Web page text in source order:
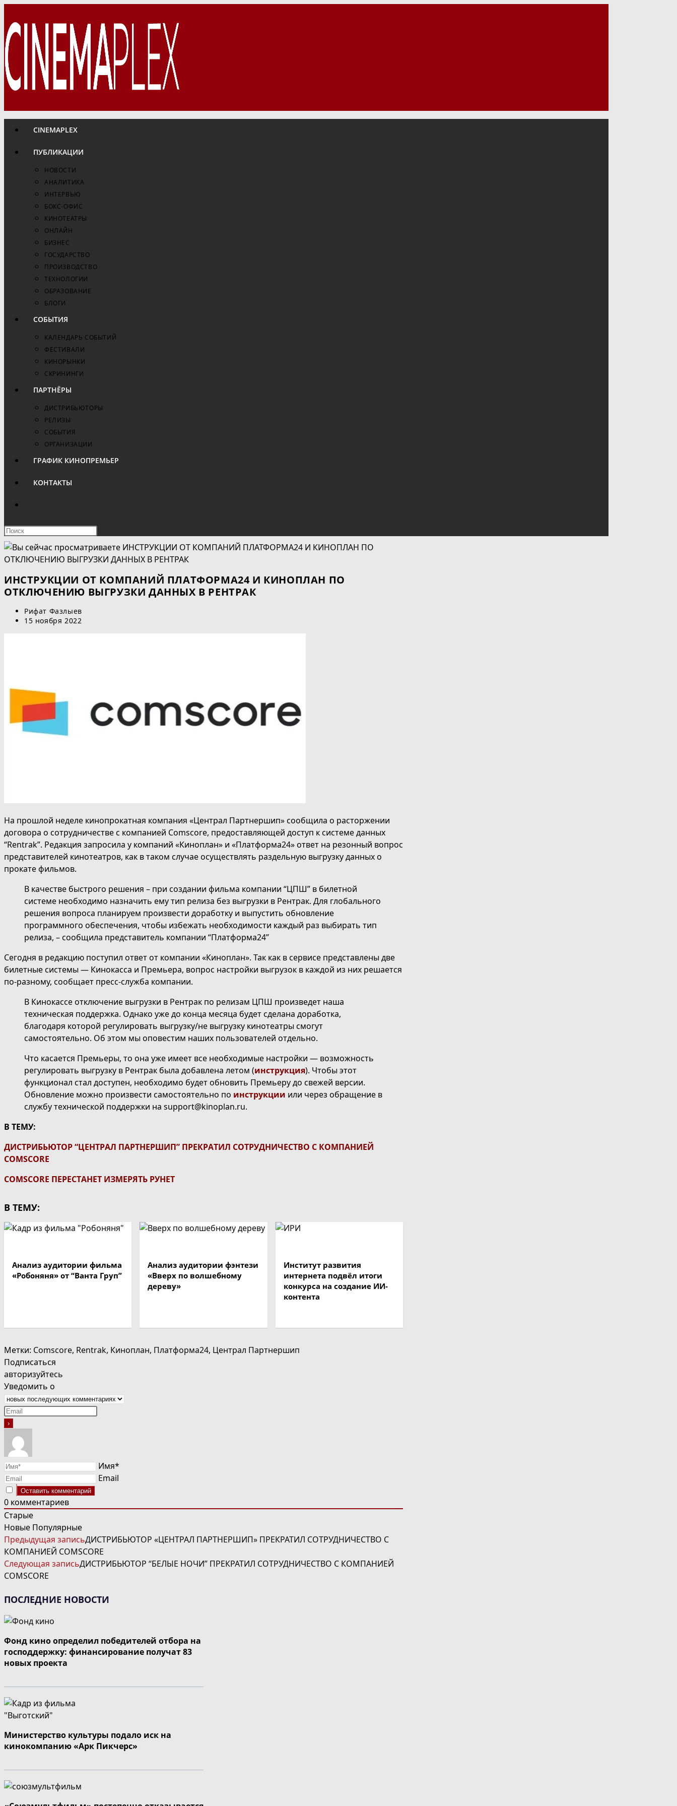
содержимому
CINEMAPLEX
ПУБЛИКАЦИИ
НОВОСТИ
АНАЛИТИКА
ИНТЕРВЬЮ
БОКС-ОФИС
КИНОТЕАТРЫ
ОНЛАЙН
БИЗНЕС
ГОСУДАРСТВО
ПРОИЗВОДСТВО
ТЕХНОЛОГИИ
ОБРАЗОВАНИЕ
БЛОГИ
СОБЫТИЯ
КАЛЕНДАРЬ СОБЫТИЙ
ФЕСТИВАЛИ
КИНОРЫНКИ
СКРИНИНГИ
ПАРТНЁРЫ
ДИСТРИБЬЮТОРЫ
РЕЛИЗЫ
СОБЫТИЯ
ОРГАНИЗАЦИИ
ГРАФИК КИНОПРЕМЬЕР
КОНТАКТЫ
ПОИСК
ПО
САЙТУ
Нажмите
клавишу
Escape,
чтобы
закрыть
панель
ИНСТРУКЦИИ ОТ КОМПАНИЙ ПЛАТФОРМА24 И КИНОПЛАН ПО
ОТКЛЮЧЕНИЮ ВЫГРУЗКИ ДАННЫХ В РЕНТРАК
Автор
записи:
Рифат Фазлыев
Запись
15 ноября 2022
На прошлой неделе кинопрокатная компания «Централ Партнершип» сообщила о расторжении
договора о сотрудничестве с компанией Comscore, предоставляющей доступ к системе данных
“Rentrak”. Редакция запросила у компаний «Киноплан» и «Платформа24» ответ на резонный вопрос
представителей кинотеатров, как в таком случае осуществлять раздельную выгрузку данных о
прокате фильмов.
В качестве быстрого решения – при создании фильма компании “ЦПШ” в билетной
системе необходимо назначить ему тип релиза без выгрузки в Рентрак. Для глобального
решения вопроса планируем произвести доработку и выпустить обновление
программного обеспечения, чтобы избежать необходимости каждый раз выбирать тип
релиза, – сообщила представитель компании “Платформа24”
Сегодня в редакцию поступил ответ от компании «Киноплан». Так как в сервисе представлены две
билетные системы — Кинокасса и Премьера, вопрос настройки выгрузок в каждой из них решается
по-разному, сообщает пресс-служба компании.
В Кинокассе отключение выгрузки в Рентрак по релизам ЦПШ произведет наша
техническая поддержка. Однако уже до конца месяца будет сделана доработка,
благодаря которой регулировать выгрузку/не выгрузку кинотеатры смогут
самостоятельно. Об этом мы оповестим наших пользователей отдельно.
Что касается Премьеры, то она уже имеет все необходимые настройки — возможность
регулировать выгрузку в Рентрак была добавлена летом (инструкция). Чтобы этот
функционал стал доступен, необходимо будет обновить Премьеру до свежей версии.
Обновление можно произвести самостоятельно по инструкции или через обращение в
службу технической поддержки на support@kinoplan.ru.
В ТЕМУ:
ДИСТРИБЬЮТОР “ЦЕНТРАЛ ПАРТНЕРШИП” ПРЕКРАТИЛ СОТРУДНИЧЕСТВО С КОМПАНИЕЙ
COMSCORE
COMSCORE ПЕРЕСТАНЕТ ИЗМЕРЯТЬ РУНЕТ
В ТЕМУ:
Анализ аудитории фильма
«Робоняня» от “Ванта Груп”
Анализ аудитории фэнтези
«Вверх по волшебному
дереву»
Институт развития
интернета подвёл итоги
конкурса на создание ИИ-
контента
Метки: Comscore, Rentrak, Киноплан, Платформа24, Централ Партнершип
Подписаться
авторизуйтесь
Уведомить о
Имя*
Email
0 комментариев
Старые
Новые Популярные
ЧИТАТЬ
ДАЛЕЕ
СТАТЬИ
Предыдущая записьДИСТРИБЬЮТОР «ЦЕНТРАЛ ПАРТНЕРШИП» ПРЕКРАТИЛ СОТРУДНИЧЕСТВО С
КОМПАНИЕЙ COMSCORE
Следующая записьДИСТРИБЬЮТОР “БЕЛЫЕ НОЧИ” ПРЕКРАТИЛ СОТРУДНИЧЕСТВО С КОМПАНИЕЙ
COMSCORE
ПОСЛЕДНИЕ НОВОСТИ
Фонд кино определил победителей отбора на
господдержку: финансирование получат 83
новых проекта
Министерство культуры подало иск на
кинокомпанию «Арк Пикчерс»